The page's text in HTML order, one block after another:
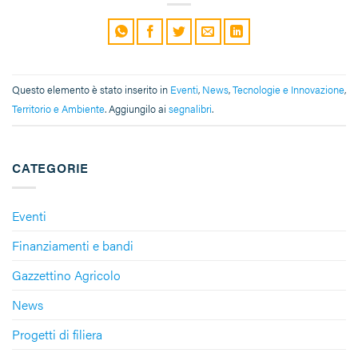
CATEGORIE
Eventi
Finanziamenti e bandi
Gazzettino Agricolo
News
Progetti di filiera
Questo elemento è stato inserito in Eventi, News,Tecnologie e Innovazione,
Territorio e Ambiente. Aggiungilo ai segnalibri.